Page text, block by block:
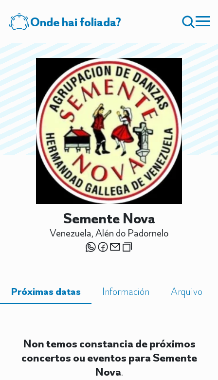
Onde hai foliada?
Semente Nova
Venezuela, Alén do Padornelo
Próximas datas Información Arquivo
Non temos constancia de próximos
concertos ou eventos para Semente
Nova.